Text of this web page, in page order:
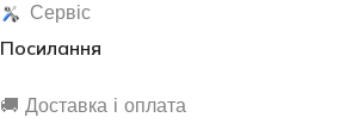
Сервіс
Посилання
🚚 Доставка і оплата